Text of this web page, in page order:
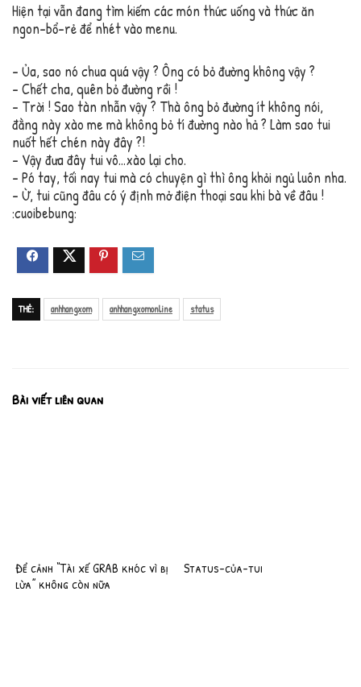
Hiện tại vẫn đang tìm kiếm các món thức uống và thức ăn
ngon-bổ-rẻ để nhét vào menu.
– Ủa, sao nó chua quá vậy ? Ông có bỏ đường không vậy ?
– Chết cha, quên bỏ đường rồi !
– Trời ! Sao tàn nhẫn vậy ? Thà ông bỏ đường ít không nói,
đằng này xào me mà không bỏ tí đường nào hả ? Làm sao tui
nuốt hết chén này đây ?!
– Vậy đưa đây tui vô…xào lại cho.
– Pó tay, tối nay tui mà có chuyện gì thì ông khỏi ngủ luôn nha.
– Ừ, tui cũng đâu có ý định mở điện thoại sau khi bà về đâu !
:cuoibebung:
THẺ: anhhangxom anhhangxomonline status
Bài viết liên quan
Để cảnh “Tài xế GRAB khóc vì bị
lừa” không còn nữa
Status-của-tui